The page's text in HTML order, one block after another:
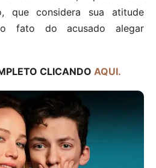
que considera sua atitude
fato do acusado alegar
CLICANDO AQUI.